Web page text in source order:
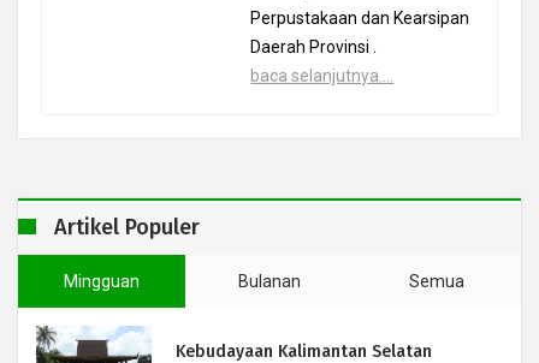
Perpustakaan dan Kearsipan
Daerah Provinsi .
baca selanjutnya....
Artikel Populer
Mingguan Bulanan Semua
Kebudayaan Kalimantan Selatan